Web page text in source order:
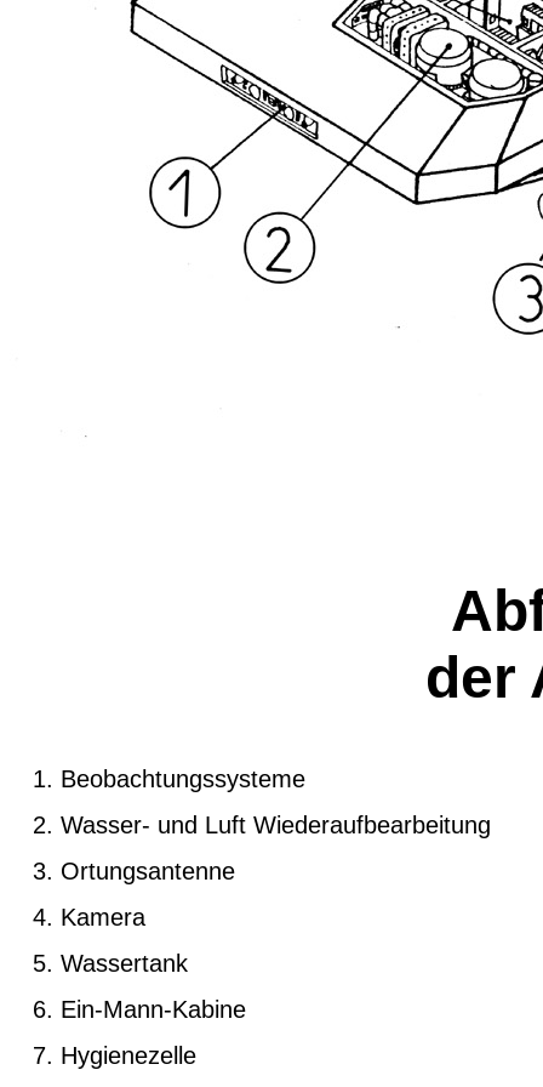
der
Beobachtungssysteme
Wasser- und Luft Wiederaufbearbeitung
Ortungsantenne
Kamera
Wassertank
Ein-Mann-Kabine
Hygienezelle